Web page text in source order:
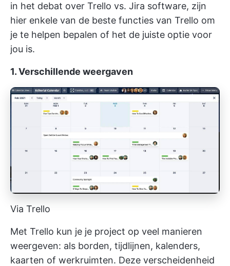
in het debat over Trello vs. Jira software, zijn
hier enkele van de beste functies van Trello om
je te helpen bepalen of het de juiste optie voor
jou is.
1. Verschillende weergaven
Via Trello
Met Trello kun je je project op veel manieren
weergeven: als borden, tijdlijnen, kalenders,
kaarten of werkruimten. Deze verscheidenheid